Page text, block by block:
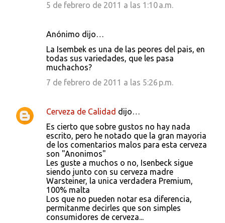
5 de febrero de 2011 a las 1:10 a.m.
Anónimo dijo…
La Isembek es una de las peores del pais, en
todas sus variedades, que les pasa
muchachos?
7 de febrero de 2011 a las 5:26 p.m.
Cerveza de Calidad dijo…
Es cierto que sobre gustos no hay nada
escrito, pero he notado que la gran mayoria
de los comentarios malos para esta cerveza
son "Anonimos"
Les guste a muchos o no, Isenbeck sigue
siendo junto con su cerveza madre
Warsteiner, la unica verdadera Premium,
100% malta
Los que no pueden notar esa diferencia,
permitanme decirles que son simples
consumidores de cerveza...